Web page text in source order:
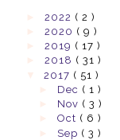
2022 ( 2 )
2020 ( 9 )
2019 ( 17 )
2018 ( 31 )
2017 ( 51 )
Dec ( 1 )
Nov ( 3 )
Oct ( 6 )
Sep ( 3 )